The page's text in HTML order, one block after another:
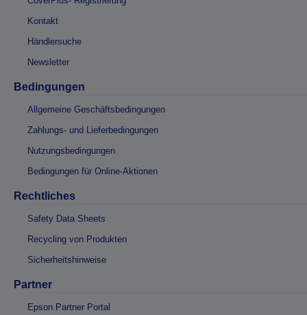
Kontakt
Händlersuche
Newsletter
Bedingungen
Allgemeine Geschäftsbedingungen
Zahlungs- und Lieferbedingungen
Nutzungsbedingungen
Bedingungen für Online-Aktionen
Rechtliches
Safety Data Sheets
Recycling von Produkten
Sicherheitshinweise
Partner
Epson Partner Portal